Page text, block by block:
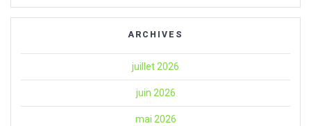
ARCHIVES
juillet 2026
juin 2026
mai 2026